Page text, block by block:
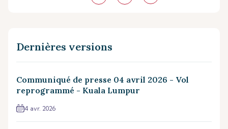
Dernières versions
Communiqué de presse 04 avril 2026 - Vol
reprogrammé - Kuala Lumpur
4 avr. 2026